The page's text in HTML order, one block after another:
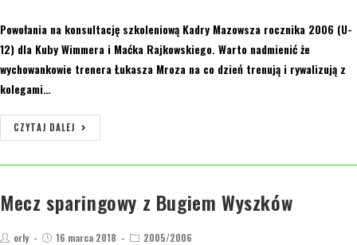
Powołania na konsultację szkoleniową Kadry Mazowsza rocznika 2006 (U-
12) dla Kuby Wimmera i Maćka Rajkowskiego. Warto nadmienić że
wychowankowie trenera Łukasza Mroza na co dzień trenują i rywalizują z
kolegami…
CZYTAJ DALEJ
Mecz sparingowy z Bugiem Wyszków
orly 16 marca 2018 2005/2006